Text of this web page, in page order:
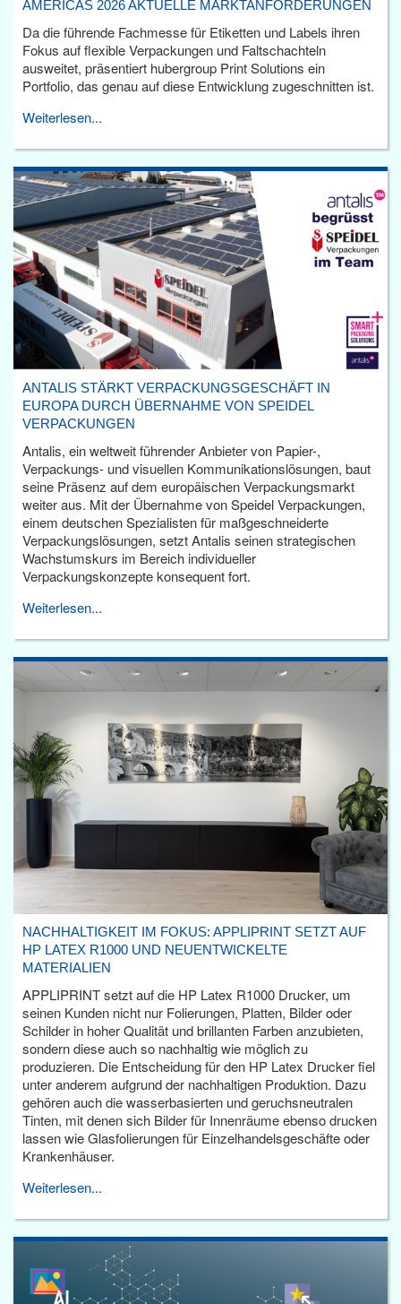
AMERICAS 2026 AKTUELLE MARKTANFORDERUNGEN
Da die führende Fachmesse für Etiketten und Labels ihren
Fokus auf flexible Verpackungen und Faltschachteln
ausweitet, präsentiert hubergroup Print Solutions ein
Portfolio, das genau auf diese Entwicklung zugeschnitten ist.
Weiterlesen...
ANTALIS STÄRKT VERPACKUNGSGESCHÄFT IN
EUROPA DURCH ÜBERNAHME VON SPEIDEL
VERPACKUNGEN
Antalis, ein weltweit führender Anbieter von Papier-,
Verpackungs- und visuellen Kommunikationslösungen, baut
seine Präsenz auf dem europäischen Verpackungsmarkt
weiter aus. Mit der Übernahme von Speidel Verpackungen,
einem deutschen Spezialisten für maßgeschneiderte
Verpackungslösungen, setzt Antalis seinen strategischen
Wachstumskurs im Bereich individueller
Verpackungskonzepte konsequent fort.
Weiterlesen...
NACHHALTIGKEIT IM FOKUS: APPLIPRINT SETZT AUF
HP LATEX R1000 UND NEUENTWICKELTE
MATERIALIEN
APPLIPRINT setzt auf die HP Latex R1000 Drucker, um
seinen Kunden nicht nur Folierungen, Platten, Bilder oder
Schilder in hoher Qualität und brillanten Farben anzubieten,
sondern diese auch so nachhaltig wie möglich zu
produzieren. Die Entscheidung für den HP Latex Drucker fiel
unter anderem aufgrund der nachhaltigen Produktion. Dazu
gehören auch die wasserbasierten und geruchsneutralen
Tinten, mit denen sich Bilder für Innenräume ebenso drucken
lassen wie Glasfolierungen für Einzelhandelsgeschäfte oder
Krankenhäuser.
Weiterlesen...